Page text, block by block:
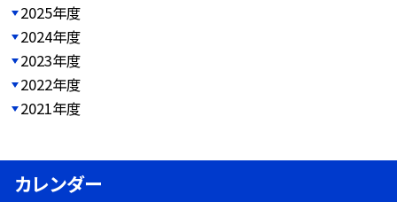
2025年度
2024年度
2023年度
2022年度
2021年度
カレンダー